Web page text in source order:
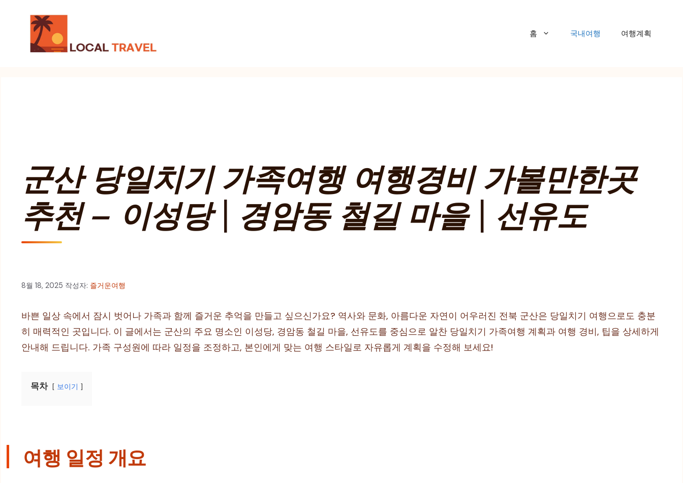
홈 국내여행 여행계획
군산 당일치기 가족여행 여행경비 가볼만한곳
추천 – 이성당 | 경암동 철길 마을 | 선유도
8월 18, 2025 작성자: 즐거운여행
바쁜 일상 속에서 잠시 벗어나 가족과 함께 즐거운 추억을 만들고 싶으신가요? 역사와 문화, 아름다운 자연이 어우러진 전북 군산은 당일치기 여행으로도 충분
히 매력적인 곳입니다. 이 글에서는 군산의 주요 명소인 이성당, 경암동 철길 마을, 선유도를 중심으로 알찬 당일치기 가족여행 계획과 여행 경비, 팁을 상세하게
안내해 드립니다. 가족 구성원에 따라 일정을 조정하고, 본인에게 맞는 여행 스타일로 자유롭게 계획을 수정해 보세요!
목차 보이기
여행 일정 개요